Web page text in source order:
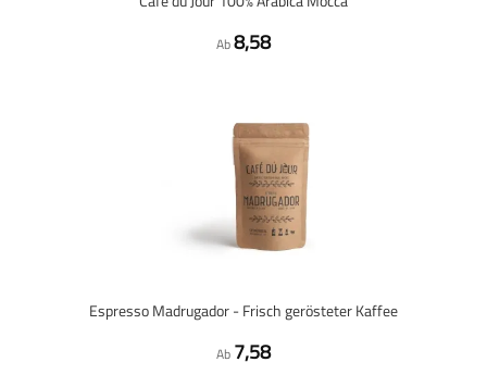
Ab8,58
Espresso Madrugador - Frisch gerösteter Kaffee
Ab 7,58